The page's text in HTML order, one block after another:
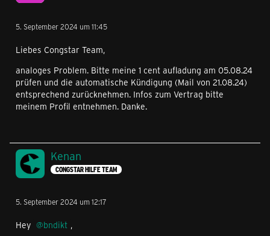
5. September 2024 um 11:45
Liebes Congstar Team,
analoges Problem. Bitte meine 1 cent aufladung am 05.08.24
prüfen und die automatische Kündigung (Mail von 21.08.24)
entsprechend zurücknehmen. Infos zum Vertrag bitte
meinem Profil entnehmen. Danke.
Kenan
CONGSTAR HILFE TEAM
5. September 2024 um 12:17
Hey bndikt ,